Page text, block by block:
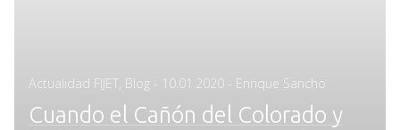
Actualidad FIJET Blog - Posted
10.01.2020 - Enrique Sancho
Cuando el Cañón del Colorado y